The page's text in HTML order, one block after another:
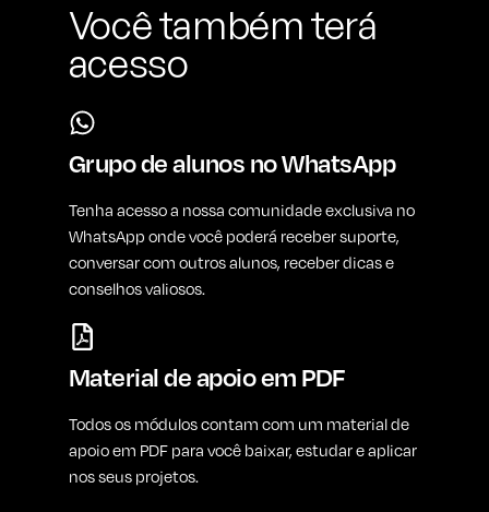
Você também terá
acesso
Grupo de alunos no WhatsApp
Tenha acesso a nossa comunidade exclusiva no
WhatsApp onde você poderá receber suporte,
conversar com outros alunos, receber dicas e
conselhos valiosos.
Material de apoio em PDF
Todos os módulos contam com um material de
apoio em PDF para você baixar, estudar e aplicar
nos seus projetos.